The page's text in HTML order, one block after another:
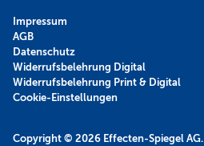
Copyright © 2026 Effecten-Spiegel AG.
Impressum
AGB
Datenschutz
Widerrufsbelehrung Digital
Widerrufsbelehrung Print & Digital
Cookie-Einstellungen